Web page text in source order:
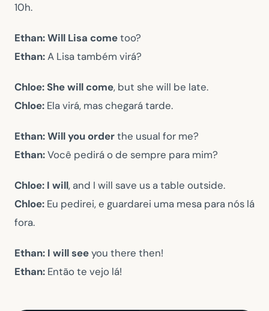
10h.
Ethan:Will Lisa cometoo?
Ethan:A Lisa também virá?
Chloe:She will come, but she will be late.
Chloe: Ela virá, mas chegará tarde.
Ethan:Will you orderthe usual for me?
Ethan:Você pedirá o de sempre para mim?
Chloe: I will, and I will save us a table outside.
Chloe: Eu pedirei, e guardarei uma mesa para nós lá
fora.
Ethan: I will seeyou there then!
Ethan: Então te vejo lá!